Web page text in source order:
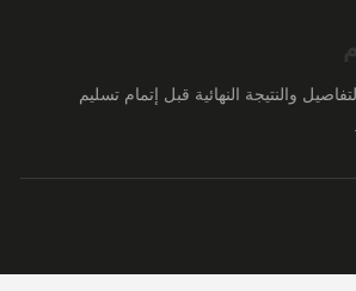
والنتيجة النهائية قبل إتمام تسليم